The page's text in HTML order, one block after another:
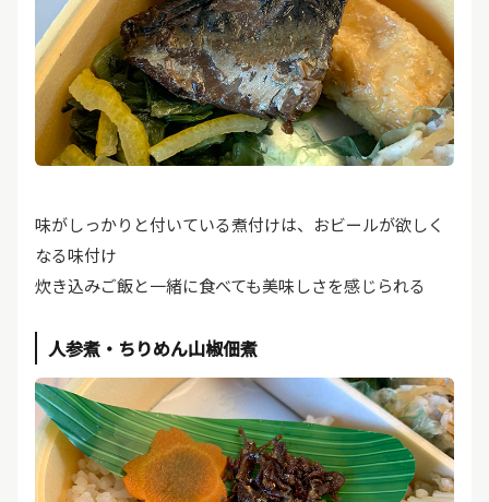
味がしっかりと付いている煮付けは、おビールが欲しく
なる味付け
炊き込みご飯と一緒に食べても美味しさを感じられる
人参煮・ちりめん山椒佃煮